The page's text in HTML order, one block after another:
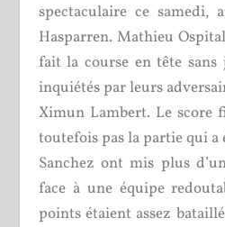
spectaculaire ce samedi,
Hasparren. Mathieu
fait la course en tête
inquiétés par leurs
Ximun Lambert. Le score
toutefois pas la partie qui a
Sanchez ont mis plus
face à une équipe
points étaient assez